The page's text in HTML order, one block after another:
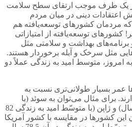
یک طرف موجب ارتقای سطح سلامت
دینی در میان مردم
مردمان کشورهای توسعه‌یافته هم
کشورهای توسعه‌یافته از امتیازاتی
بهداشت و سلامتی مثل
مثل سرخک و آبله برخوردار هستند.
امروز، متوسط امید به زندگی عملاً دو
عمر بسیار طولانی‌تری نسبت به
برای مثال می‌توان به سوئد (با
متوسّط امید به زندگی 81 سال) و ژاپن (با متوسّط امید به زندگی 82
کشورها در مقایسه با کشور آمریکا